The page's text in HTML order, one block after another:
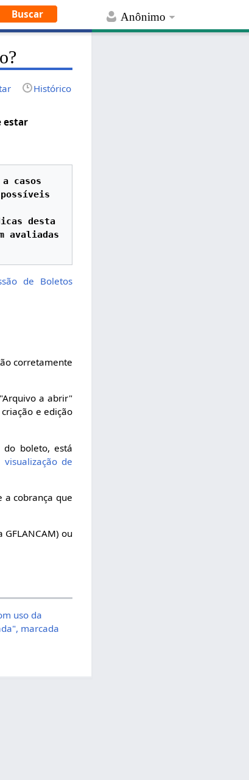
Anônimo
Histórico
estar
casos
desta
avaliadas
de Boletos
corretamente
a abrir"
e edição
do boleto, está
de
cobrança que
ou
uso da
marcada